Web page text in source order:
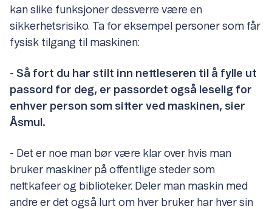
kan slike funksjoner dessverre være en
sikkerhetsrisiko. Ta for eksempel personer som får
fysisk tilgang til maskinen:
- Så fort du har stilt inn nettleseren til å fylle ut
passord for deg, er passordet også leselig for
enhver person som sitter ved maskinen, sier
Åsmul.
- Det er noe man bør være klar over hvis man
bruker maskiner på offentlige steder som
nettkafeer og biblioteker. Deler man maskin med
andre er det også lurt om hver bruker har hver sin